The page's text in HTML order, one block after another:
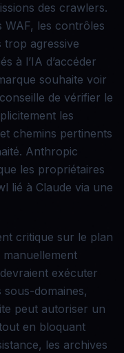
des crawlers.
WAF, les contrôles
trop agressive
à l’IA d’accéder
souhaite voir
de vérifier le
les
chemins pertinents
Anthropic
les propriétaires
lié à Claude via une
critique sur le plan
manuellement
exécuter
domaines,
peut autoriser un
en bloquant
les archives